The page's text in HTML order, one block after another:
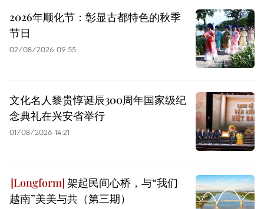
2026年顺化节：彰显古都特色的秋季
节日
02/08/2026 09:55
文化名人黎贵惇诞辰300周年国家级纪
念典礼在兴安省举行
01/08/2026 14:21
架起民间心桥，与“我们
越南”美美与共（第三期）